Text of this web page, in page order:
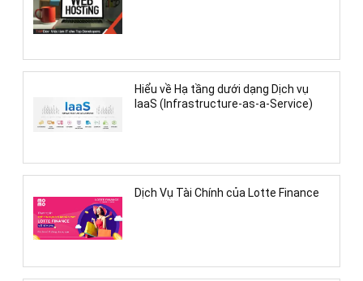
Hiểu về Hạ tầng dưới dạng Dịch vụ
IaaS (Infrastructure-as-a-Service)
Dịch Vụ Tài Chính của Lotte Finance